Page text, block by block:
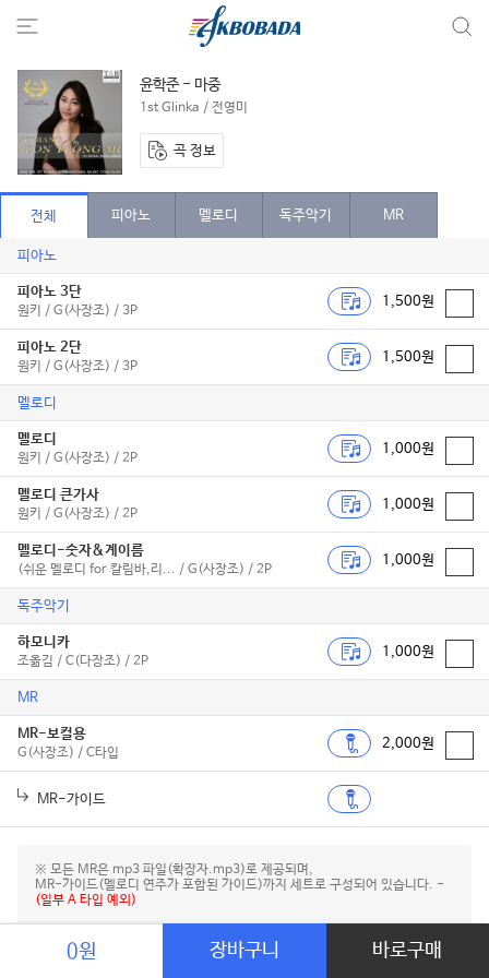
윤학준 - 마중
1st Glinka / 전영미
곡 정보
전체 피아노 멜로디 독주악기 MR
피아노
피아노 3단
원키 / G(사장조) / 3P
1,500원
피아노 2단
원키 / G(사장조) / 3P
1,500원
멜로디
멜로디
원키 / G(사장조) / 2P
1,000원
멜로디 큰가사
원키 / G(사장조) / 2P
1,000원
멜로디-숫자&계이름
(쉬운 멜로디 for 칼림바,리... / G(사장조) / 2P
1,000원
독주악기
하모니카
조옮김 / C(다장조) / 2P
1,000원
MR
MR-보컬용
G(사장조) / C타입
2,000원
MR-가이드
※ 모든 MR은 mp3 파일(확장자.mp3)로 제공되며,
MR-가이드(멜로디 연주가 포함된 가이드)까지 세트로 구성되어 있습니다. -
(일부 A 타입 예외)
0원 장바구니 바로구매